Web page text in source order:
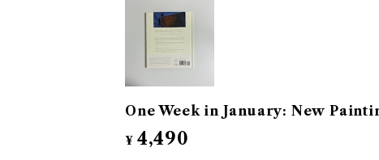
One Week in January: New
¥ 4,490